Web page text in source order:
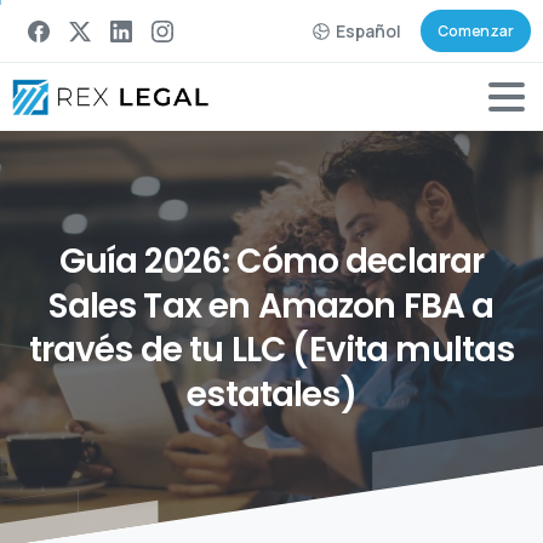
Español Comenzar
Guía 2026:Cómodeclarar
SalesTaxen Amazon FBAa
travésdetu LLC(Evitamultas
estatales)